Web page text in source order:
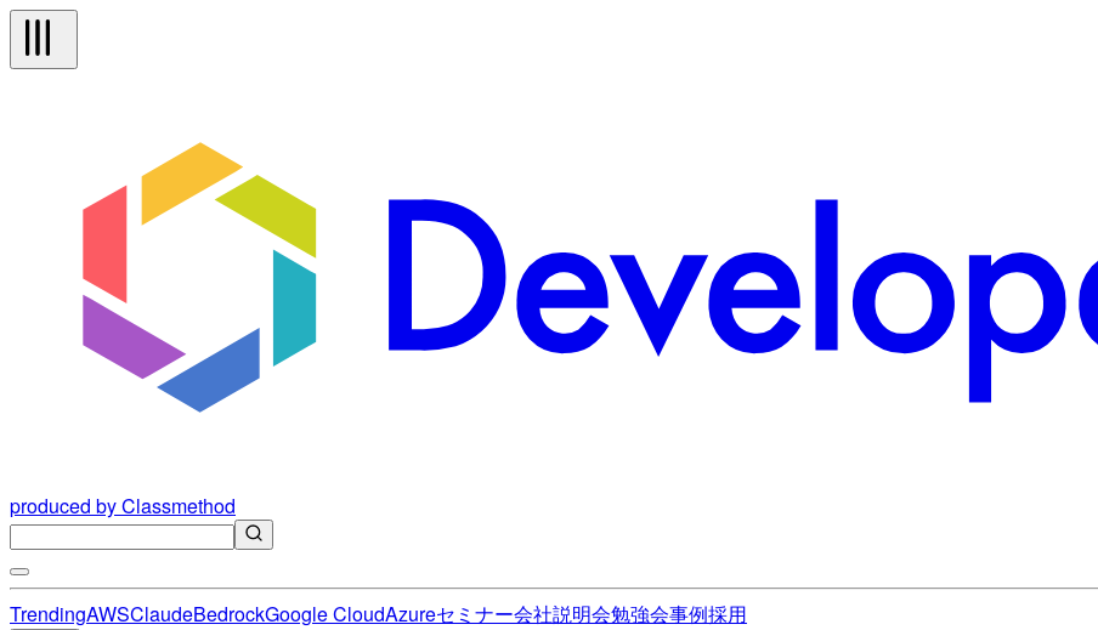
produced by Classmethod
TrendingAWSClaudeBedrockGoogle CloudAzureセミナー会社説明会勉強会事例採用